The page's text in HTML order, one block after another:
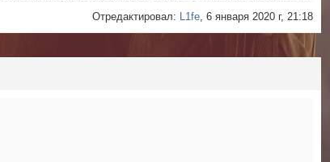
Отредактировал: L1fe, 6 января 2020 г, 21:18